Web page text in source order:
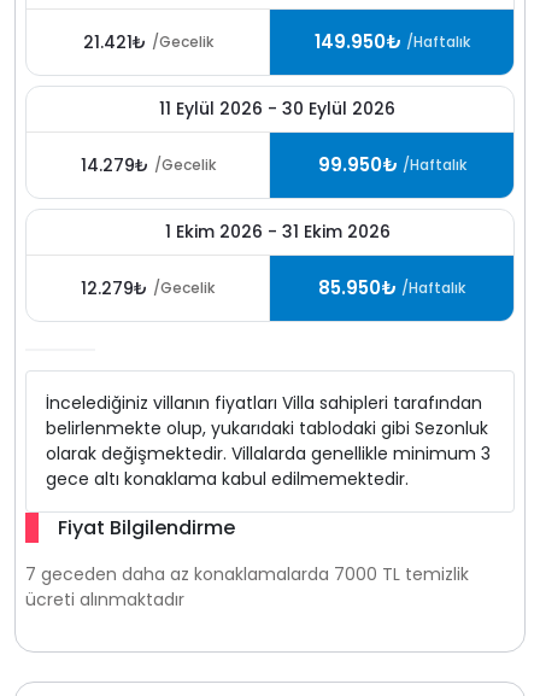
21.421₺ /Gecelik 149.950₺ /Haftalık
11 Eylül 2026 - 30 Eylül 2026
14.279₺ /Gecelik 99.950₺ /Haftalık
1 Ekim 2026 - 31 Ekim 2026
12.279₺ /Gecelik 85.950₺ /Haftalık
İncelediğiniz villanın fiyatları Villa sahipleri tarafından
belirlenmekte olup, yukarıdaki tablodaki gibi Sezonluk
olarak değişmektedir. Villalarda genellikle minimum 3
gece altı konaklama kabul edilmemektedir.
Fiyat Bilgilendirme
7 geceden daha az konaklamalarda 7000 TL temizlik
ücreti alınmaktadır